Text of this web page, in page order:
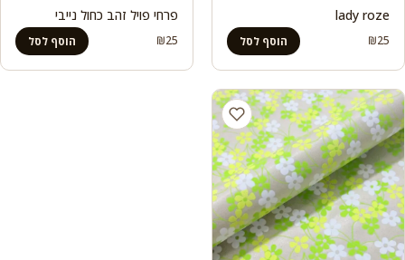
lady roze
₪25 הוסף לסל
פרחי פויל זהב כחול נייבי
₪25 הוסף לסל